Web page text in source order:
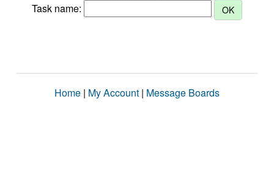
Task name:
Home | My Account | Message Boards